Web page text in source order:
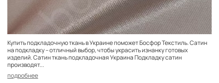
Купить подкладочную ткань в Украине поможет Босфор Текстиль. Сатин
на подкладку – отличный выбор, чтобы украсить изнанку готовых
изделий. Сатин ткань подкладочная Украина Подкладку сатин
производят...
подробнее